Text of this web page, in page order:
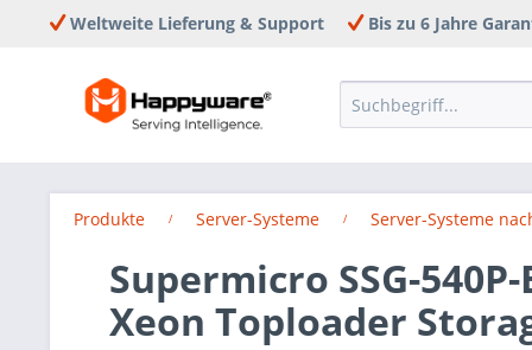
Weltweite Lieferung & Support Bis zu 6 Jahre
Produkte Server-Systeme Server-Systeme
Supermicro SSG-
Xeon Toploader